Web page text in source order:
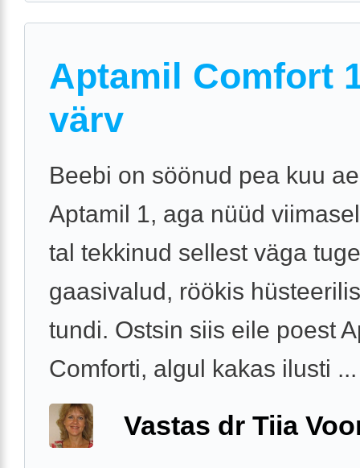
Aptamil Comfort
värv
Beebi on söönud pea kuu
Aptamil 1, aga nüüd
tal tekkinud sellest väga
gaasivalud, röökis
tundi. Ostsin siis eile poest
Comforti, algul kakas ilusti ...
Vastas dr Tiia